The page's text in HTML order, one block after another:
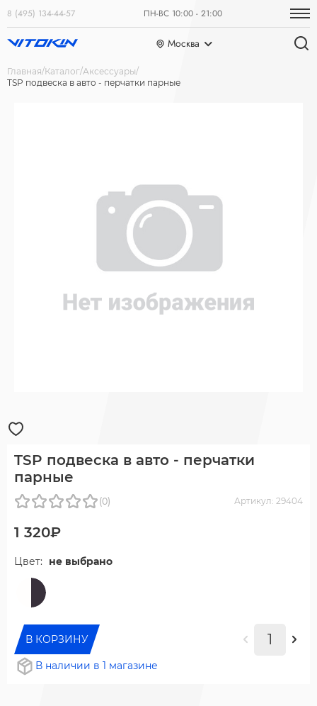
8 (495) 134-44-57 ПН-ВС 10:00 - 21:00
Москва
Главная Каталог Аксессуары
TSP подвеска в авто - перчатки парные
TSP подвеска в авто - перчатки
парные
(0) Артикул: 29404
1 320₽
Цвет: не выбрано
В КОРЗИНУ
В наличии в 1 магазине